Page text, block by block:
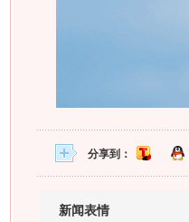
分享到：
新闻表情